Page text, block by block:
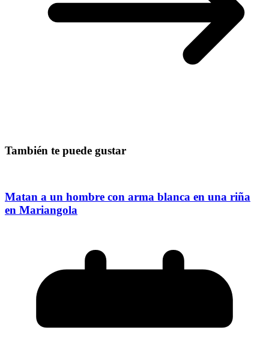
También te puede gustar
Matan a un hombre con arma blanca en una riña
en Mariangola